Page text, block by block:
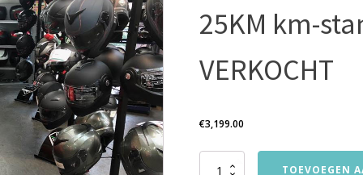
25KM km-
VERKOCHT
€3,199.00
VESPA
TOEVOEGEN